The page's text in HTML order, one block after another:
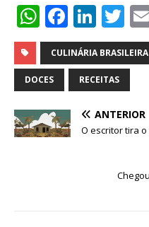
W
h
at
s
A
p
F
a
c
e
b
o
Li
n
k
e
dI
n
T
w
it
te
r
CULINÁRIA BRASILEIRA
DOCES RECEITAS
ANTERIOR
O escritor tira